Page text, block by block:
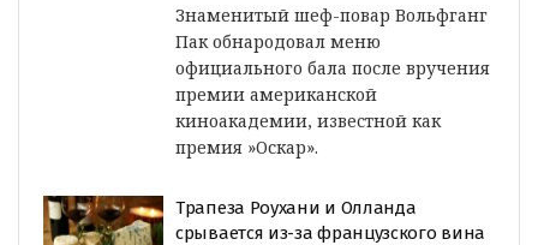
Знаменитый шеф-повар Вольфганг
Пак обнародовал меню
официального бала после вручения
премии американской
киноакадемии, известной как
премия »Оскар».
Трапеза Роухани и Олланда
срывается из-за французского вина